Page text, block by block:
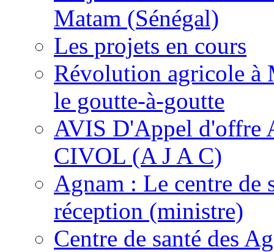
Matam (Sénégal)
Les projets en cours
Révolution agricole à
le goutte-à-goutte
AVIS D'Appel d'offre
CIVOL (A J A C)
Agnam : Le centre de
réception (ministre)
Centre de santé des